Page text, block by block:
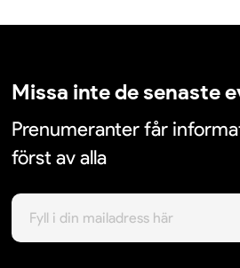
Missa inte de senaste
Prenumeranter får
först av alla